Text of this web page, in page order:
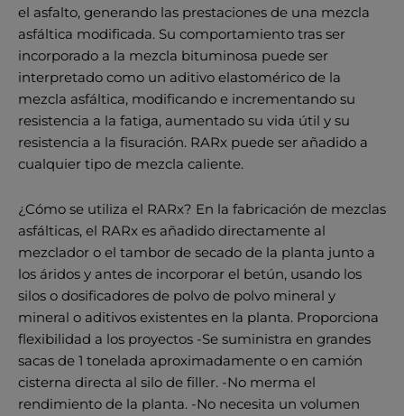
el asfalto, generando las prestaciones de una mezcla
asfáltica modificada. Su comportamiento tras ser
incorporado a la mezcla bituminosa puede ser
interpretado como un aditivo elastomérico de la
mezcla asfáltica, modificando e incrementando su
resistencia a la fatiga, aumentado su vida útil y su
resistencia a la fisuración. RARx puede ser añadido a
cualquier tipo de mezcla caliente.
¿Cómo se utiliza el RARx? En la fabricación de mezclas
asfálticas, el RARx es añadido directamente al
mezclador o el tambor de secado de la planta junto a
los áridos y antes de incorporar el betún, usando los
silos o dosificadores de polvo de polvo mineral y
mineral o aditivos existentes en la planta. Proporciona
flexibilidad a los proyectos -Se suministra en grandes
sacas de 1 tonelada aproximadamente o en camión
cisterna directa al silo de filler. -No merma el
rendimiento de la planta. -No necesita un volumen